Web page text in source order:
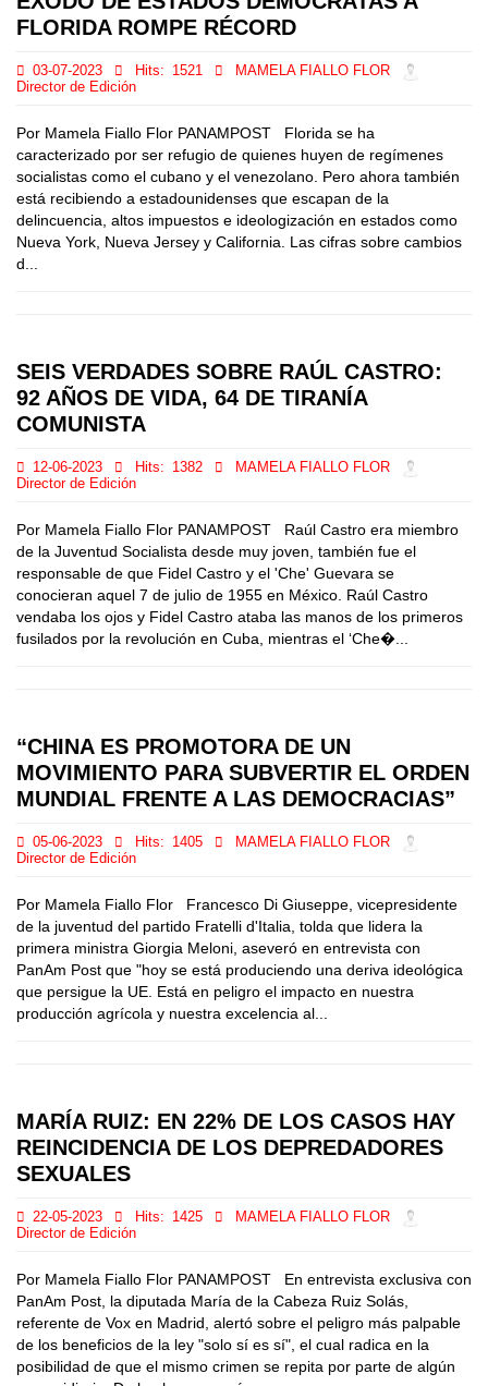
FLORIDA ROMPE RÉCORD
03-07-2023 Hits: 1521
MAMELA FIALLO FLOR
Director de Edición
Por Mamela Fiallo Flor PANAMPOST Florida se ha
caracterizado por ser refugio de quienes huyen de regímenes
socialistas como el cubano y el venezolano. Pero ahora también
está recibiendo a estadounidenses que escapan de la
delincuencia, altos impuestos e ideologización en estados como
Nueva York, Nueva Jersey y California. Las cifras sobre cambios
d...
SEIS VERDADES SOBRE RAÚL CASTRO:
92 AÑOS DE VIDA, 64 DE TIRANÍA
COMUNISTA
12-06-2023 Hits: 1382
MAMELA FIALLO FLOR
Director de Edición
Por Mamela Fiallo Flor PANAMPOST Raúl Castro era miembro
de la Juventud Socialista desde muy joven, también fue el
responsable de que Fidel Castro y el 'Che' Guevara se
conocieran aquel 7 de julio de 1955 en México. Raúl Castro
vendaba los ojos y Fidel Castro ataba las manos de los primeros
fusilados por la revolución en Cuba, mientras el ‘Che�...
“CHINA ES PROMOTORA DE UN
MOVIMIENTO PARA SUBVERTIR EL ORDEN
MUNDIAL FRENTE A LAS DEMOCRACIAS”
05-06-2023 Hits: 1405
MAMELA FIALLO FLOR
Director de Edición
Por Mamela Fiallo Flor Francesco Di Giuseppe, vicepresidente
de la juventud del partido Fratelli d'Italia, tolda que lidera la
primera ministra Giorgia Meloni, aseveró en entrevista con
PanAm Post que "hoy se está produciendo una deriva ideológica
que persigue la UE. Está en peligro el impacto en nuestra
producción agrícola y nuestra excelencia al...
MARÍA RUIZ: EN 22% DE LOS CASOS HAY
REINCIDENCIA DE LOS DEPREDADORES
SEXUALES
22-05-2023 Hits: 1425
MAMELA FIALLO FLOR
Director de Edición
Por Mamela Fiallo Flor PANAMPOST En entrevista exclusiva con
PanAm Post, la diputada María de la Cabeza Ruiz Solás,
referente de Vox en Madrid, alertó sobre el peligro más palpable
de los beneficios de la ley "solo sí es sí", el cual radica en la
posibilidad de que el mismo crimen se repita por parte de algún